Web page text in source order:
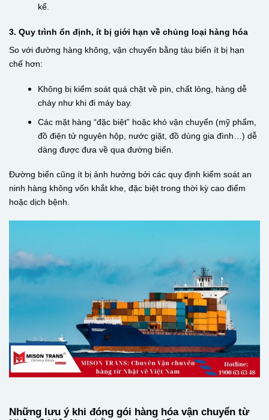
kể.
3. Quy trình ổn định, ít bị giới hạn về chủng loại hàng hóa
So với đường hàng không, vận chuyển bằng tàu biển ít bị hạn
chế hơn:
Không bị kiểm soát quá chặt về pin, chất lỏng, hàng dễ
cháy như khi đi máy bay.
Các mặt hàng “đặc biệt” hoặc khó vận chuyển (mỹ phẩm,
đồ điện tử nguyên hộp, nước giặt, đồ dùng gia đình…) dễ
dàng được đưa về qua đường biển.
Đường biển cũng ít bị ảnh hưởng bởi các quy định kiểm soát an
ninh hàng không vốn khắt khe, đặc biệt trong thời kỳ cao điểm
hoặc dịch bệnh.
Những lưu ý khi đóng gói hàng hóa vận chuyển từ